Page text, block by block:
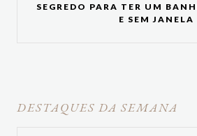
SEGREDO PARA TER UM
E SEM JANELA
DESTAQUES DA SEMANA